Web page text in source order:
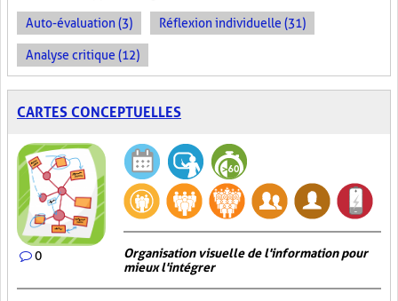
Auto-évaluation (3) Réflexion individuelle (31)
Analyse critique (12)
CARTES CONCEPTUELLES
0
Organisation visuelle de l'information pour
mieux l'intégrer